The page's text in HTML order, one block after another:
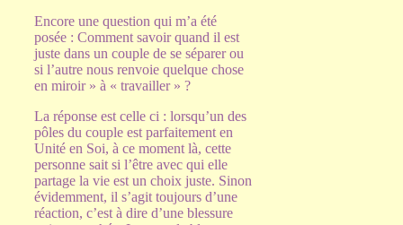
Encore une question qui m’a été
posée : Comment savoir quand il est
juste dans un couple de se séparer ou
si l’autre nous renvoie quelque chose
en miroir » à « travailler » ?
La réponse est celle ci : lorsqu’un des
pôles du couple est parfaitement en
Unité en Soi, à ce moment là, cette
personne sait si l’être avec qui elle
partage la vie est un choix juste. Sinon
évidemment, il s’agit toujours d’une
réaction, c’est à dire d’une blessure